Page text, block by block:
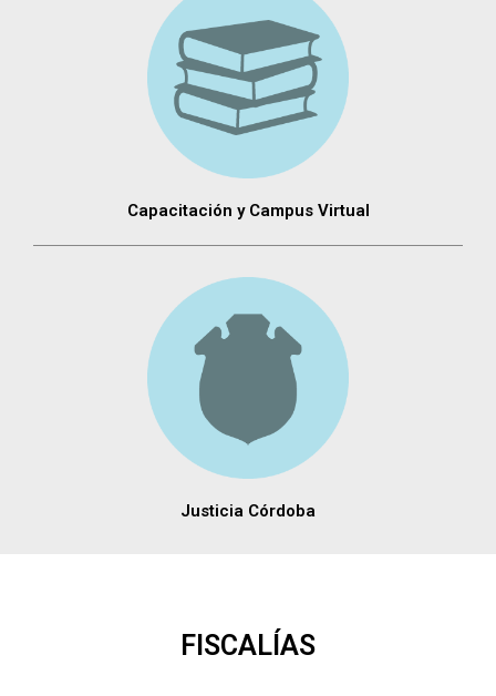
Capacitación y Campus Virtual
Justicia Córdoba
FISCALÍAS